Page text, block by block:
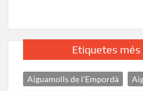
Etiquetes
Aiguamolls de l'Empordà